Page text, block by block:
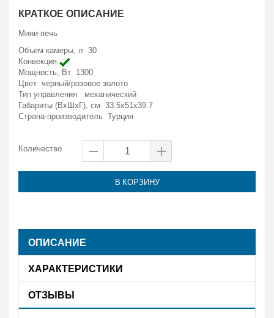
КРАТКОЕ ОПИСАНИЕ
Мини-печь
Объем камеры, л 30
Конвекция
Мощность, Вт 1300
Цвет черный/розовое золото
Тип управления механический
Габариты (ВxШxГ), см 33.5x51x39.7
Страна-производитель Турция
Количество
В КОРЗИНУ
ОПИСАНИЕ
ХАРАКТЕРИСТИКИ
ОТЗЫВЫ